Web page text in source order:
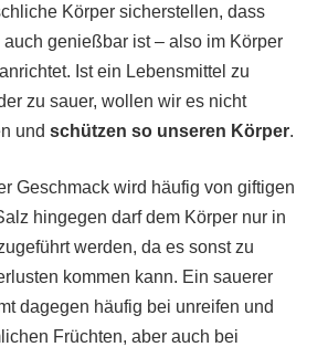
Körper sicherstellen, dass
genießbar ist – also im Körper
Ist ein Lebensmittel zu
zu sauer, wollen wir es nicht
und schützen so unseren Körper.
Geschmack wird häufig von giftigen
hingegen darf dem Körper nur in
werden, da es sonst zu
kommen kann. Ein sauerer
dagegen häufig bei unreifen und
Früchten, aber auch bei